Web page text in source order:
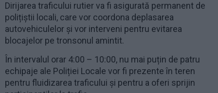
Dirijarea traficului rutier va fi asigurată permanent de
polițiștii locali, care vor coordona deplasarea
autovehiculelor și vor interveni pentru evitarea
blocajelor pe tronsonul amintit.
În intervalul orar 4:00 – 10:00, nu mai puțin de patru
echipaje ale Poliției Locale vor fi prezente în teren
pentru fluidizarea traficului și pentru a oferi sprijin